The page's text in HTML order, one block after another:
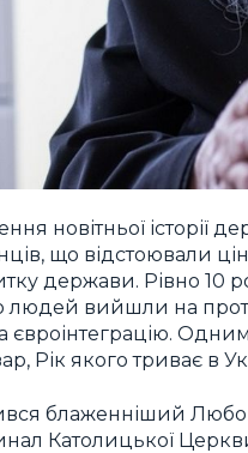
новітньої історії
що відстоювали
держави. Рівно 10
людей вийшли на
Одним
Рік якого триває в
блаженніший
Католицької